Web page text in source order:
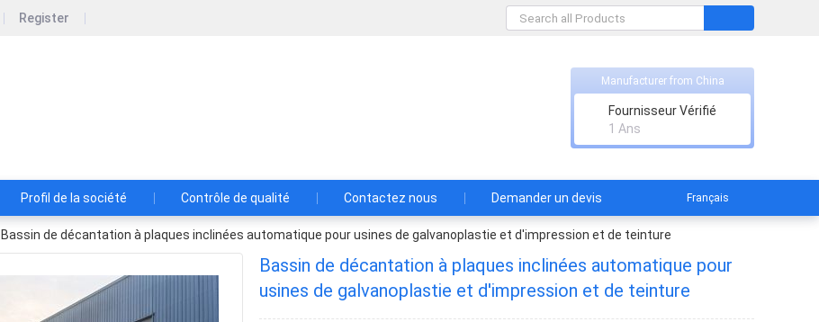
Register
Manufacturer from China
Fournisseur Vérifié
1 Ans
Profil de la société Contrôle de qualité Contactez nous Demander un devis Français
Bassin de décantation à plaques inclinées automatique pour usines de galvanoplastie et d'impression et de teinture
Bassin de décantation à plaques inclinées automatique pour
usines de galvanoplastie et d'impression et de teinture